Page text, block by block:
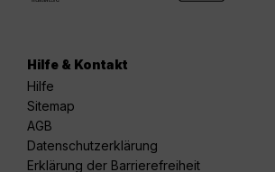
Hilfe & Kontakt
Hilfe
Sitemap
AGB
Datenschutzerklärung
Erklärung der Barrierefreiheit